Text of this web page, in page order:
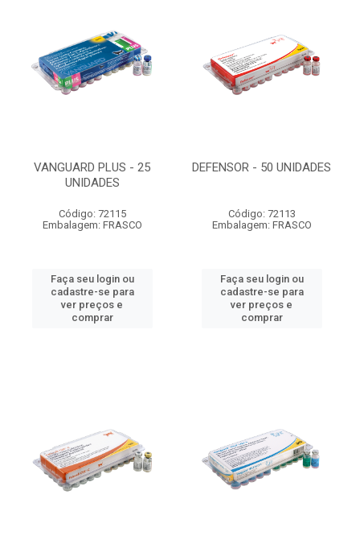
VANGUARD PLUS - 25
UNIDADES
Código: 72115
Embalagem: FRASCO
Faça seu login ou
cadastre-se para
ver preços e
comprar
DEFENSOR - 50 UNIDADES
Código: 72113
Embalagem: FRASCO
Faça seu login ou
cadastre-se para
ver preços e
comprar